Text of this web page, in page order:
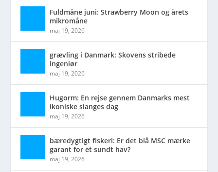
Fuldmåne juni: Strawberry Moon og årets
mikromåne
maj 19, 2026
grævling i Danmark: Skovens stribede
ingeniør
maj 19, 2026
Hugorm: En rejse gennem Danmarks mest
ikoniske slanges dag
maj 19, 2026
bæredygtigt fiskeri: Er det blå MSC mærke
garant for et sundt hav?
maj 19, 2026